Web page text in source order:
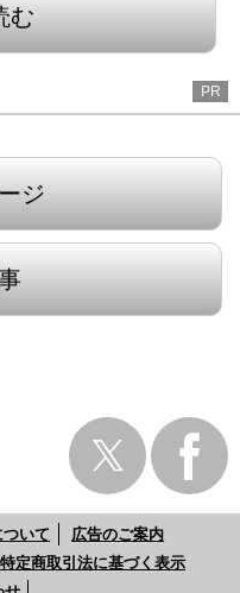
む
PR
ジ
いて
広告のご案内
特定商取引法に基づく表示